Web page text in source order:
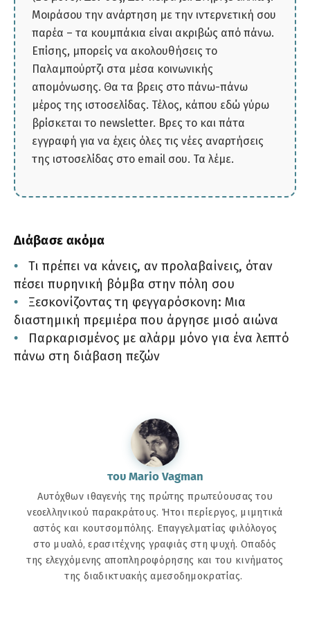
Μοιράσου την ανάρτηση με την ιντερνετική σου
παρέα – τα κουμπάκια είναι ακριβώς από πάνω.
Επίσης, μπορείς να ακολουθήσεις το
Παλαμπούρτζι στα μέσα κοινωνικής
απομόνωσης. Θα τα βρεις στο πάνω-πάνω
μέρος της ιστοσελίδας. Τέλος, κάπου εδώ γύρω
βρίσκεται το newsletter. Βρες το και πάτα
εγγραφή για να έχεις όλες τις νέες αναρτήσεις
της ιστοσελίδας στο email σου. Τα λέμε.
Διάβασε ακόμα
Τι πρέπει να κάνεις, αν προλαβαίνεις, όταν
πέσει πυρηνική βόμβα στην πόλη σου
Ξεσκονίζοντας τη φεγγαρόσκονη: Μια
διαστημική πρεμιέρα που άργησε μισό αιώνα
Παρκαρισμένος με αλάρμ μόνο για ένα λεπτό
πάνω στη διάβαση πεζών
του Mario Vagman
Αυτόχθων ιθαγενής της πρώτης πρωτεύουσας του
νεοελληνικού παρακράτους. Ήτοι περίεργος, μιμητικά
αστός και κουτσομπόλης. Επαγγελματίας φιλόλογος
στο μυαλό, ερασιτέχνης γραφιάς στη ψυχή. Οπαδός
της ελεγχόμενης αποπληροφόρησης και του κινήματος
της διαδικτυακής αμεσοδημοκρατίας.